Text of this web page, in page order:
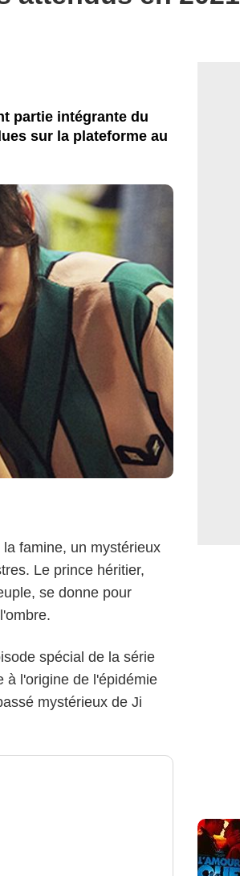
cet article
partie intégrante du
sur la plateforme au
famine, un mystérieux
Le prince héritier,
se donne pour
spécial de la série
à l'origine de l'épidémie
mystérieux de Ji